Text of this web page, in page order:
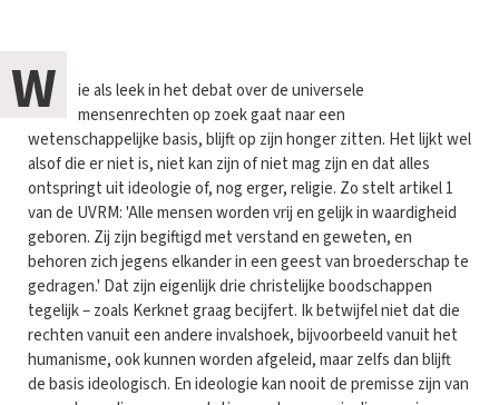
W
ie als leek in het debat over de universele
mensenrechten op zoek gaat naar een
wetenschappelijke basis, blijft op zijn honger zitten. Het lijkt wel
alsof die er niet is, niet kan zijn of niet mag zijn en dat alles
ontspringt uit ideologie of, nog erger, religie. Zo stelt artikel 1
van de UVRM: 'Alle mensen worden vrij en gelijk in waardigheid
geboren. Zij zijn begiftigd met verstand en geweten, en
behoren zich jegens elkander in een geest van broederschap te
gedragen.' Dat zijn eigenlijk drie christelijke boodschappen
tegelijk – zoals Kerknet graag becijfert. Ik betwijfel niet dat die
rechten vanuit een andere invalshoek, bijvoorbeeld vanuit het
humanisme, ook kunnen worden afgeleid, maar zelfs dan blijft
de basis ideologisch. En ideologie kan nooit de premisse zijn van